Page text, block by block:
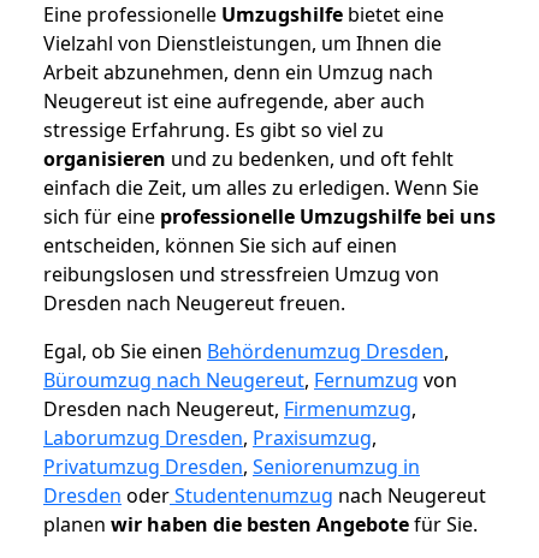
Eine professionelle Umzugshilfe bietet eine
Vielzahl von Dienstleistungen, um Ihnen die
Arbeit abzunehmen, denn ein Umzug nach
Neugereut ist eine aufregende, aber auch
stressige Erfahrung. Es gibt so viel zu
organisieren und zu bedenken, und oft fehlt
einfach die Zeit, um alles zu erledigen. Wenn Sie
sich für eine professionelle Umzugshilfe bei uns
entscheiden, können Sie sich auf einen
reibungslosen und stressfreien Umzug von
Dresden nach Neugereut freuen.
Egal, ob Sie einen Behördenumzug Dresden,
Büroumzug nach Neugereut, Fernumzug von
Dresden nach Neugereut, Firmenumzug,
Laborumzug Dresden, Praxisumzug,
Privatumzug Dresden, Seniorenumzug in
Dresden oderStudentenumzug nach Neugereut
planen wir haben die besten Angebotefür Sie.